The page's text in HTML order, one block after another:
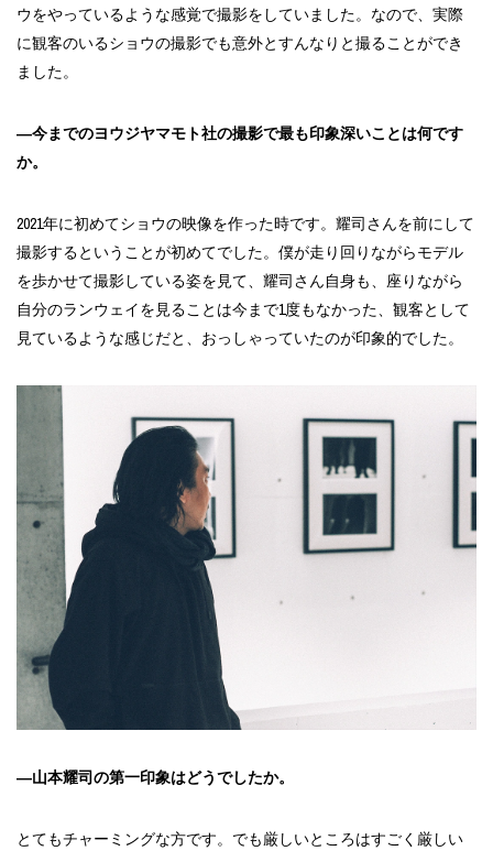
ウをやっているような感覚で撮影をしていました。なので、実際
に観客のいるショウの撮影でも意外とすんなりと撮ることができ
ました。
―今までのヨウジヤマモト社の撮影で最も印象深いことは何です
か。
2021年に初めてショウの映像を作った時です。耀司さんを前にして
撮影するということが初めてでした。僕が走り回りながらモデル
を歩かせて撮影している姿を見て、耀司さん自身も、座りながら
自分のランウェイを見ることは今まで1度もなかった、観客として
見ているような感じだと、おっしゃっていたのが印象的でした。
―山本耀司の第一印象はどうでしたか。
とてもチャーミングな方です。でも厳しいところはすごく厳しい